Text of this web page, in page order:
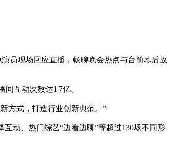
员现场回应直播，畅聊晚会热点与台前幕后故
互动次数达1.7亿。
方式，打造行业创新典范。”
动、热门综艺“边看边聊”等超过130场不同形